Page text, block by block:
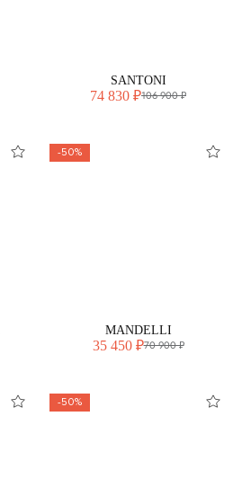
SANTONI
74 830 ₽106 900 ₽
-50%
MANDELLI
35 450 ₽70 900 ₽
-50%